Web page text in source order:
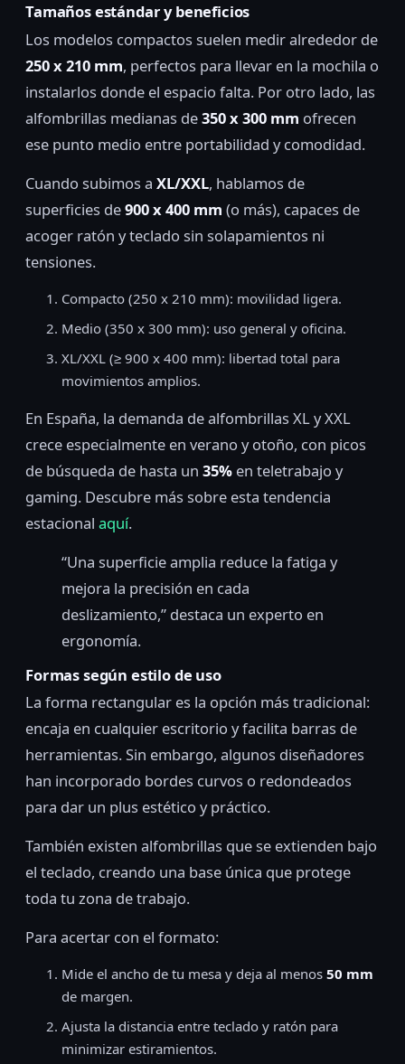
Tamaños estándar y beneficios
Los modelos compactos suelen medir alrededor de
250 x 210 mm, perfectos para llevar en la mochila o
instalarlos donde el espacio falta. Por otro lado, las
alfombrillas medianas de350 x 300 mm ofrecen
ese punto medio entre portabilidad y comodidad.
Cuando subimos a XL/XXL, hablamos de
superficies de900 x 400 mm (o más), capaces de
acoger ratón y teclado sin solapamientos ni
tensiones.
Compacto (250 x 210 mm): movilidad ligera.
Medio (350 x 300 mm): uso general y oficina.
XL/XXL (≥ 900 x 400 mm): libertad total para
movimientos amplios.
En España, la demanda de alfombrillas XL y XXL
crece especialmente en verano y otoño, con picos
de búsqueda de hasta un 35% en teletrabajo y
gaming. Descubre más sobre esta tendencia
estacional aquí.
“Una superficie amplia reduce la fatiga y
mejora la precisión en cada
deslizamiento,” destaca un experto en
ergonomía.
Formas según estilo de uso
La forma rectangular es la opción más tradicional:
encaja en cualquier escritorio y facilita barras de
herramientas. Sin embargo, algunos diseñadores
han incorporado bordes curvos o redondeados
para dar un plus estético y práctico.
También existen alfombrillas que se extienden bajo
el teclado, creando una base única que protege
toda tu zona de trabajo.
Para acertar con el formato:
Mide el ancho de tu mesa y deja al menos 50 mm
de margen.
Ajusta la distancia entre teclado y ratón para
minimizar estiramientos.